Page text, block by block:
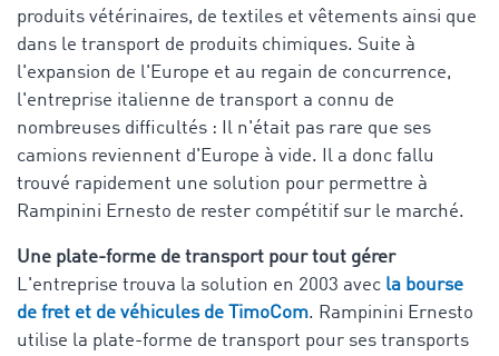
produits vétérinaires, de textiles et vêtements ainsi que
dans le transport de produits chimiques. Suite à
l'expansion de l'Europe et au regain de concurrence,
l'entreprise italienne de transport a connu de
nombreuses difficultés : Il n'était pas rare que ses
camions reviennent d'Europe à vide. Il a donc fallu
trouvé rapidement une solution pour permettre à
Rampinini Ernesto de rester compétitif sur le marché.
Une plate-forme de transport pour tout gérer
L'entreprise trouva la solution en 2003 avec la bourse
de fret et de véhicules de TimoCom. Rampinini Ernesto
utilise la plate-forme de transport pour ses transports